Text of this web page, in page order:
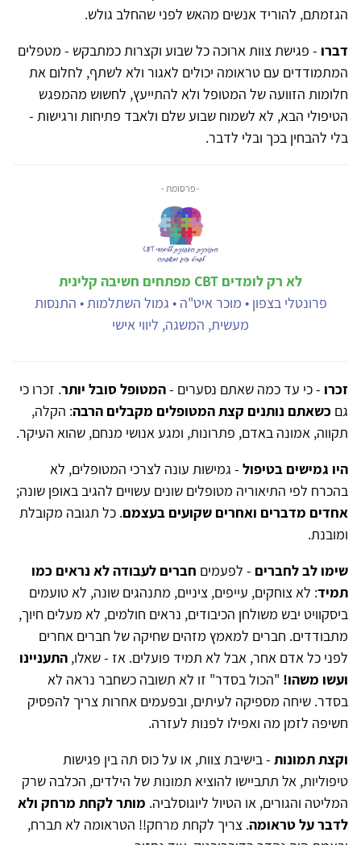
הגזמתם, להוריד אנשים מהאש לפני שהחלב גולש.
דברו - פגישת צוות ארוכה כל שבוע וקצרות כמתבקש - מטפלים
המתמודדים עם טראומה יכולים לאגור ולא לשתף, לחלום את
חלומות הזוועה של המטופל ולא להתייעץ, לחשוש מהמפגש
הטיפולי הבא, לא לשמוח שבוע שלם ולאבד פתיחות ורגישות -
בלי להבחין בכך ובלי לדבר.
- פרסומת -
לא רק לומדים CBT מפתחים חשיבה קלינית
פרונטלי בצפון • מוכר איט"ה • גמול השתלמות • התנסות
מעשית, המשגה, ליווי אישי
זכרו - כי עד כמה שאתם נסערים -המטופל סובל יותר. זכרו כי
גם כשאתם נותנים קצת המטופלים מקבלים הרבה: הקלה,
תקווה, אמונה באדם, פתרונות, ומגע אנושי מנחם, שהוא העיקר.
היו גמישים בטיפול - גמישות עונה לצרכי המטופלים, לא
בהכרח לפי התיאוריה מטופלים שונים עשויים להגיב באופן שונה;
אחדים מדברים ואחרים שקועים בעצמם. כל תגובה מקובלת
ומובנת.
שימו לב לחברים - לפעמים חברים לעבודה לא נראים כמו
תמיד: לא צוחקים, עייפים, ציניים, מתנהגים שונה, לא טועמים
ביסקוויט יבש משולחן הכיבודים, נראים חולמים, לא מעלים חיוך,
מתבודדים. חברים למאמץ מזהים שחיקה של חברים אחרים
לפני כל אדם אחר, אבל לא תמיד פועלים. אז - שאלו, התעניינו
ועשו משהו! "הכול בסדר" זו לא תשובה כשחבר נראה לא
בסדר. שיחה מספיקה לעיתים, ובפעמים אחרות צריך להפסיק
חשיפה לזמן מה ואפילו לפנות לעזרה.
וקצת תמונות - בישיבת צוות, או על כוס תה בין פגישות
טיפוליות, אל תתביישו להוציא תמונות של הילדים, הכלבה שרק
המליטה והגורים, או הטיול ליוגוסלביה. מותר לקחת מרחק ולא
לדבר על טראומה. צריך לקחת מרחק!! הטראומה לא תברח,